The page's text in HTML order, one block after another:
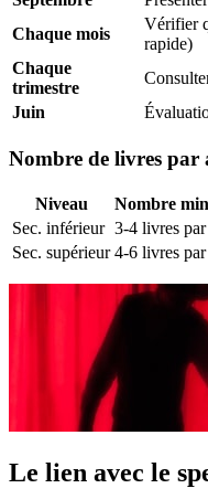
Chaque mois
Vérifier
rapide)
Chaque
trimestre
Juin
Nombre de livres par
Niveau
Nombre
Sec. inférieur 3-4 livres par
Sec. supérieur 4-6 livres par
Le lien avec le